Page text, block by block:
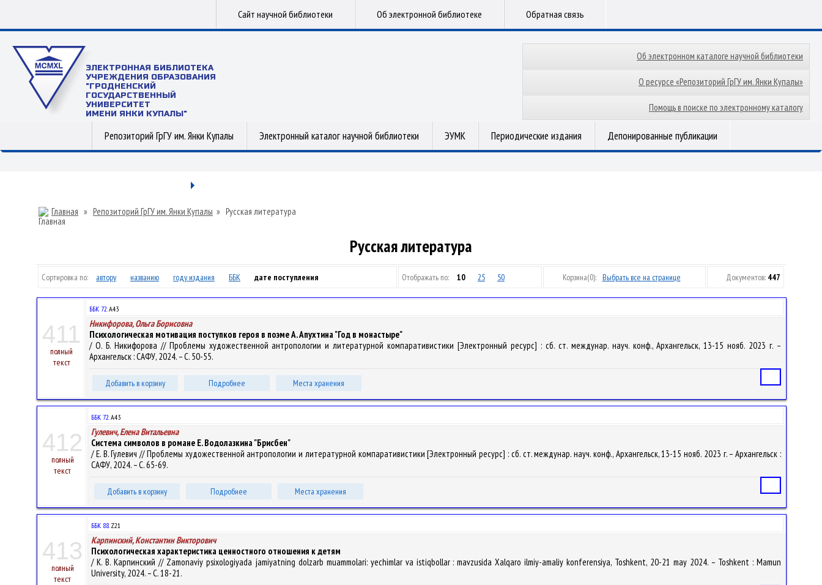
Сайт научной библиотеки Об электронной библиотеке Обратная связь
ЭЛЕКТРОННАЯ БИБЛИОТЕКА
УЧРЕЖДЕНИЯ ОБРАЗОВАНИЯ
"ГРОДНЕНСКИЙ
ГОСУДАРСТВЕННЫЙ
УНИВЕРСИТЕТ
ИМЕНИ ЯНКИ КУПАЛЫ"
Об электронном каталоге научной библиотеки
О ресурсе «Репозиторий ГрГУ им. Янки Купалы»
Помощь в поиске по электронному каталогу
Репозиторий ГрГУ им. Янки Купалы Электронный каталог научной библиотеки ЭУМК Периодические издания Депонированные публикации
Главная » Репозиторий ГрГУ им. Янки Купалы » Русская литература
Русская литература
Сортировка по: автору названию году издания ББК дате поступления Отображать по: 10 25 50 Корзина(0): Выбрать все на странице Документов: 447
411
полный
текст
ББК 72.А43
Никифорова, Ольга Борисовна
Психологическая мотивация поступков героя в поэме А. Апухтина "Год в монастыре"
/ О. Б. Никифорова // Проблемы художественной антропологии и литературной компаративистики [Электронный ресурс] : сб. ст. междунар. науч. конф., Архангельск, 13-15 нояб. 2023 г. –
Архангельск : САФУ, 2024. – С. 50-55.
Добавить в корзину Подробнее Места хранения
412
полный
текст
ББК 72.А43
Гулевич, Елена Витальевна
Система символов в романе Е. Водолазкина "Брисбен"
/ Е. В. Гулевич // Проблемы художественной антропологии и литературной компаративистики [Электронный ресурс] : сб. ст. междунар. науч. конф., Архангельск, 13-15 нояб. 2023 г. – Архангельск :
САФУ, 2024. – С. 65-69.
Добавить в корзину Подробнее Места хранения
413
полный
текст
ББК 88.Z21
Карпинский, Константин Викторович
Психологическая характеристика ценностного отношения к детям
/ К. В. Карпинский // Zamonaviy psixologiyada jamiyatning dolzarb muammolari: yechimlar va istiqbollar : mavzusida Xalqaro ilmiy-amaliy konferensiya, Toshkent, 20-21 may 2024. – Toshkent : Mamun
University, 2024. – С. 18-21.